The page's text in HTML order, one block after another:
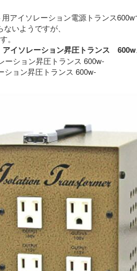
アイソレーション電源トランス
いようですが、
イソレーション昇圧トランス　
ション昇圧トランス 600w-